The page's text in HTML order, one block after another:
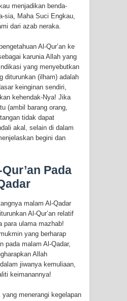
menjadikan benda-
sia, Maha Suci Engkau,
dari azab neraka.
Al-Qur’an ke
karunia Allah yang
yang menyebutkan
diturunkan (ilham) adalah
keinginan sendiri,
kehendak-Nya! Jika
(ambil barang orang,
tidak dapat
akal, selain di dalam
begini dan
Pada
malam Al-Qadar
Al-Qur’an relatif
para ulama mazhab!
yang berharap
pada malam Al-Qadar,
Allah
jiwanya kemuliaan,
keimanannya!
yang menerangi kegelapan